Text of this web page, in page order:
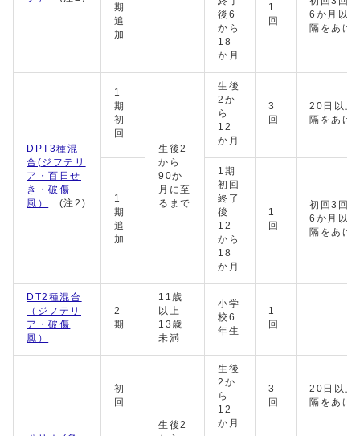
期
追
加
後6
から
18
か月
1
回
6か月以
隔をあけ
DPT3種混
合(ジフテリ
ア・百日せ
き・破傷
風）
(注2)
1
期
初
回
生後2
から
90か
月に至
るまで
生後
2か
ら
12
か月
3
回
20日以上
隔をあけ
1
期
追
加
1期
初回
終了
後
12
から
18
か月
1
回
初回3回
6か月以
隔をあけ
DT2種混合
（ジフテリ
ア・破傷
風）
2
期
11歳
以上
13歳
未満
小学
校6
年生
1
回
初
回
生後2
生後
2か
ら
12
か月
3
回
20日以上
隔をあけ